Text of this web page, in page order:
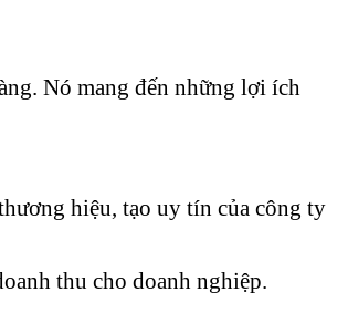
Nó mang đến những lợi ích
hiệu, tạo uy tín của công ty
thu cho doanh nghiệp.